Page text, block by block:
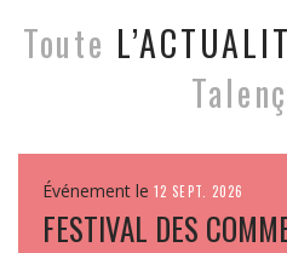
Toute
Événement le 12 SEPT. 2026
FESTIVAL DES